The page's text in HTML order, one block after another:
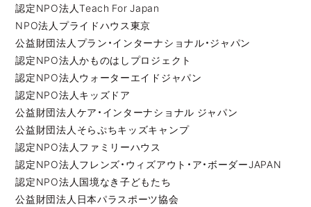
認定NPO法人Teach For Japan
NPO法人プライドハウス東京
公益財団法人プラン・インターナショナル・ジャパン
認定NPO法人かものはしプロジェクト
認定NPO法人ウォーターエイドジャパン
認定NPO法人キッズドア
公益財団法人ケア・インターナショナル ジャパン
公益財団法人そらぷちキッズキャンプ
認定NPO法人ファミリーハウス
認定NPO法人フレンズ・ウィズアウト・ア・ボーダーJAPAN
認定NPO法人国境なき子どもたち
公益財団法人日本パラスポーツ協会